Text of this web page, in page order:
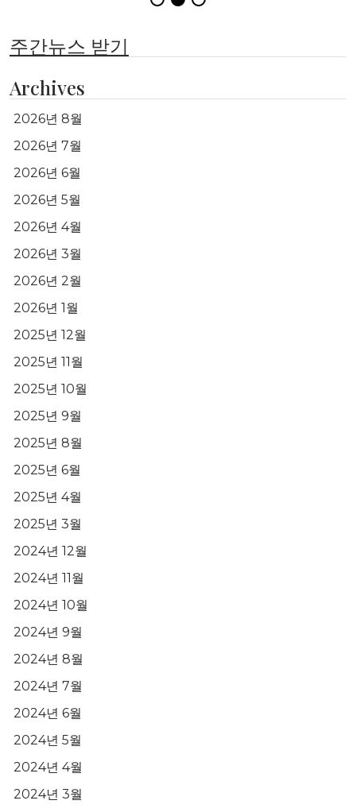
주간뉴스 받기
Archives
2026년 8월
2026년 7월
2026년 6월
2026년 5월
2026년 4월
2026년 3월
2026년 2월
2026년 1월
2025년 12월
2025년 11월
2025년 10월
2025년 9월
2025년 8월
2025년 6월
2025년 4월
2025년 3월
2024년 12월
2024년 11월
2024년 10월
2024년 9월
2024년 8월
2024년 7월
2024년 6월
2024년 5월
2024년 4월
2024년 3월